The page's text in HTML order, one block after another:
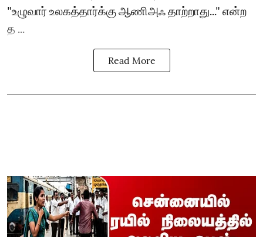
"உழுவார் உலகத்தார்க்கு ஆணிஅஃ தாற்றாது..." என்ற
த ...
Read More